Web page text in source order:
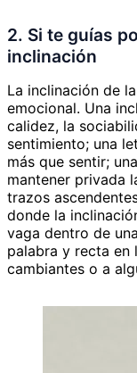
2. Si te guías
inclinación
La inclinación de
emocional. Una
calidez, la
sentimiento; una
más que sentir;
mantener privada
trazos
donde la
vaga dentro de
palabra y recta en
cambiantes o a